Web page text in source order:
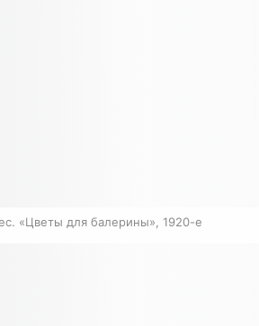
«Цветы для балерины», 1920-е